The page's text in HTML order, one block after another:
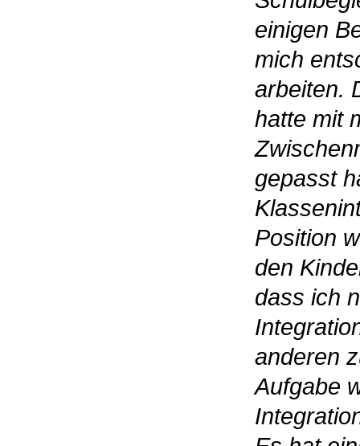
einigen
mich
arbeiten.
hatte mit
gepasst
Position
den
dass ich
anderen
Aufgabe